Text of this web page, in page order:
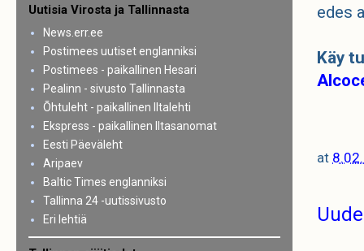
edes
Käy
at
Uutisia Virosta ja Tallinnasta
News.err.ee
Postimees uutiset englanniksi
Postimees - paikallinen Hesari
Pealinn - sivusto Tallinnasta
Õhtuleht - paikallinen Iltalehti
Ekspress - paikallinen Iltasanomat
Eesti Päeväleht
Aripaev
Baltic Times englanniksi
Tallinna 24 -uutissivusto
Eri lehtiä